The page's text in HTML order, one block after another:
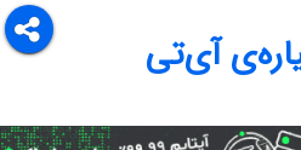
آی‌تی